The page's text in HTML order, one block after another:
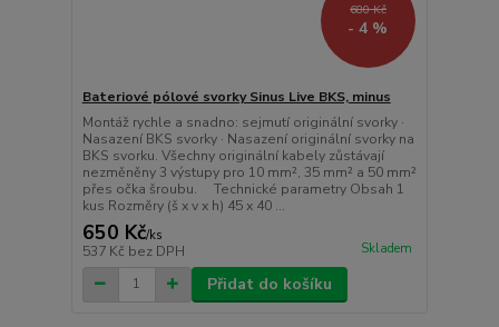
680 Kč
- 4 %
Bateriové pólové svorky Sinus Live BKS, minus
Montáž rychle a snadno: sejmutí originální svorky ·
Nasazení BKS svorky · Nasazení originální svorky na
BKS svorku. Všechny originální kabely zůstávají
nezměněny 3 výstupy pro 10 mm², 35 mm² a 50 mm²
přes očka šroubu. Technické parametry Obsah 1
kus Rozměry (š x v x h) 45 x 40 ...
650 Kč/ks
537 Kč bez DPH Skladem
Přidat do košíku